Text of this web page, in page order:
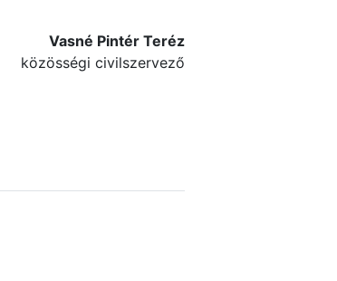
Vasné Pintér Teréz
közösségi civilszervező